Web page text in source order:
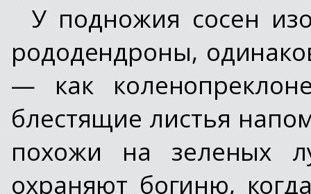
У подножия сосен
рододендроны,
— как
блестящие листья
похожи на зеленых
охраняют богиню,